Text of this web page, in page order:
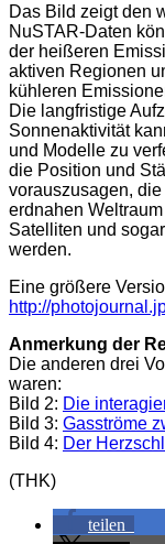
Das Bild zeigt den
NuSTAR-Daten
der heißeren
aktiven Regionen
kühleren
Die langfristige
Sonnenaktivität
und Modelle zu
die Position und
vorauszusagen,
erdnahen
Satelliten und
werden.
Eine größere
http://
Anmerkung der
Die anderen drei
waren:
Bild 2: Die
Bild 3: Gasströme
Bild 4: Der
(THK)
teilen